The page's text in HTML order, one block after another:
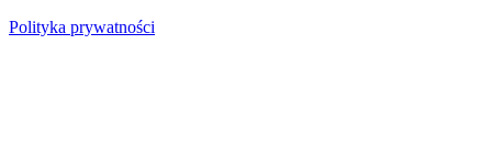
Polityka prywatności